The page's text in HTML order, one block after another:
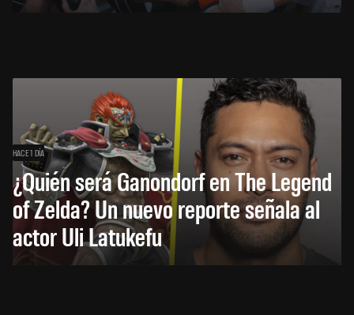
HACE 1 DÍA
¿Quién será Ganondorf en The Legend
of Zelda? Un nuevo reporte señala al
actor Uli Latukefu